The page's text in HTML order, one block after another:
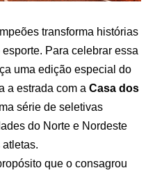
transforma histórias
Para celebrar essa
uma edição especial do
a estrada com a Casa dos
série de seletivas
do Norte e Nordeste
que o consagrou